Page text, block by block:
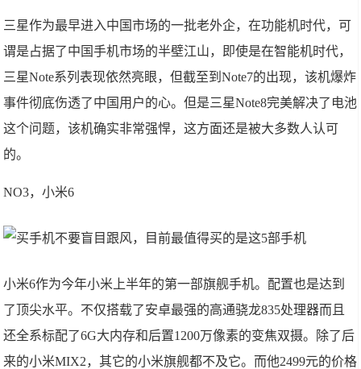
三星作为最早进入中国市场的一批老外企，在功能机时代，可
谓是占据了中国手机市场的半壁江山，即使是在智能机时代，
三星Note系列表现依然亮眼，但截至到Note7的出现，该机爆炸
事件彻底伤透了中国用户的心。但是三星Note8完美解决了电池
这个问题，该机确实非常强悍，这方面还是被大多数人认可
的。
NO3，小米6
小米6作为今年小米上半年的第一部旗舰手机。配置也是达到
了顶尖水平。不仅搭载了安卓最强的高通骁龙835处理器而且
还全系标配了6G大内存和后置1200万像素的变焦双摄。除了后
来的小米MIX2，其它的小米旗舰都不及它。而他2499元的价格